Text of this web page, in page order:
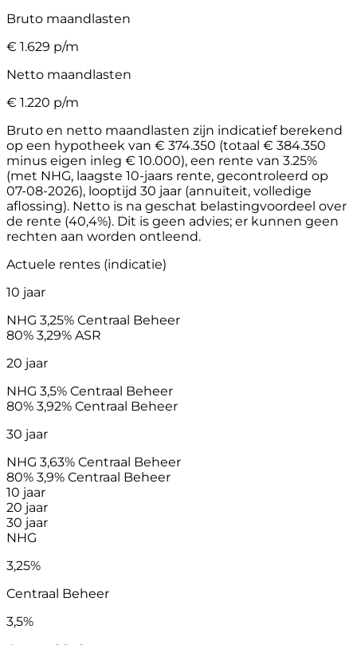
Bruto maandlasten
€ 1.629 p/m
Netto maandlasten
€ 1.220 p/m
Bruto en netto maandlasten zijn indicatief berekend
op een hypotheek van € 374.350 (totaal € 384.350
minus eigen inleg € 10.000), een rente van 3.25%
(met NHG, laagste 10-jaars rente, gecontroleerd op
07-08-2026), looptijd 30 jaar (annuïteit, volledige
aflossing). Netto is na geschat belastingvoordeel over
de rente (40,4%). Dit is geen advies; er kunnen geen
rechten aan worden ontleend.
Actuele rentes (indicatie)
10 jaar
NHG 3,25% Centraal Beheer
80% 3,29% ASR
20 jaar
NHG 3,5% Centraal Beheer
80% 3,92% Centraal Beheer
30 jaar
NHG 3,63% Centraal Beheer
80% 3,9% Centraal Beheer
10 jaar
20 jaar
30 jaar
NHG
3,25%
Centraal Beheer
3,5%